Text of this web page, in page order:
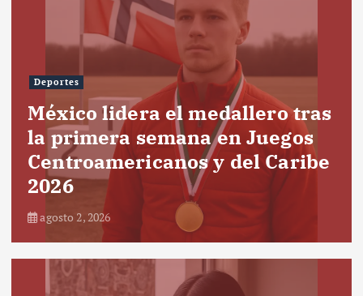
Deportes
México lidera el medallero tras
la primera semana en Juegos
Centroamericanos y del Caribe
2026
agosto 2, 2026